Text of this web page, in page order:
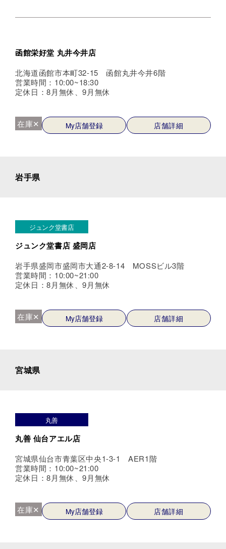
函館栄好堂 丸井今井店
北海道函館市本町32-15 函館丸井今井6階
営業時間：10:00~18:30
定休日：8月無休、9月無休
在庫✕ My店舗登録 店舗詳細
岩手県
ジュンク堂書店
ジュンク堂書店 盛岡店
岩手県盛岡市盛岡市大通2-8-14 MOSSビル3階
営業時間：10:00~21:00
定休日：8月無休、9月無休
在庫✕ My店舗登録 店舗詳細
宮城県
丸善
丸善 仙台アエル店
宮城県仙台市青葉区中央1-3-1 AER1階
営業時間：10:00~21:00
定休日：8月無休、9月無休
在庫✕ My店舗登録 店舗詳細